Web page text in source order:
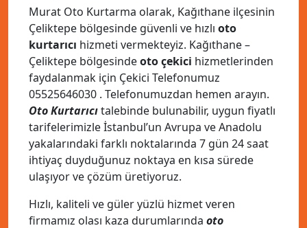
Murat Oto Kurtarma olarak, Kağıthane ilçesinin
Çeliktepe bölgesinde güvenli ve hızlı oto
kurtarıcı hizmeti vermekteyiz. Kağıthane –
Çeliktepe bölgesindeoto çekici hizmetlerinden
faydalanmak için Çekici Telefonumuz
05525646030 . Telefonumuzdan hemen arayın.
Oto Kurtarıcıtalebinde bulunabilir, uygun fiyatlı
tarifelerimizle İstanbul’un Avrupa ve Anadolu
yakalarındaki farklı noktalarında 7 gün 24 saat
ihtiyaç duyduğunuz noktaya en kısa sürede
ulaşıyor ve çözüm üretiyoruz.
Hızlı, kaliteli ve güler yüzlü hizmet veren
firmamız olası kaza durumlarında oto